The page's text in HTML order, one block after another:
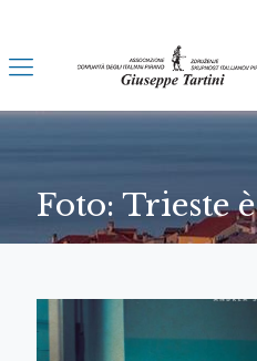
Foto: Trieste